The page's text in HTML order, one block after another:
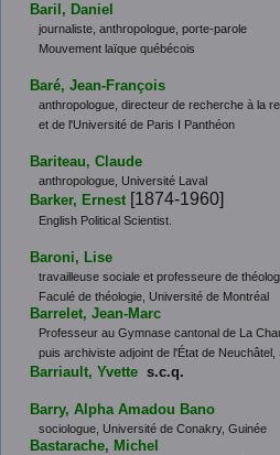
Baril, Daniel
journaliste, anthropologue, porte-parole
Mouvement laïque québécois
Baré, Jean-François
anthropologue, directeur de recherche à la
et de l'Université de Paris I Panthéon
Bariteau, Claude
anthropologue, Université Laval
Barker, Ernest [1874-1960]
English Political Scientist.
Baroni, Lise
travailleuse sociale et professeure de
Faculé de théologie, Université de Montréal
Barrelet, Jean-Marc
Professeur au Gymnase cantonal de La
puis archiviste adjoint de l'État de Neuchâtel,
Barriault, Yvette s.c.q.
Barry, Alpha Amadou Bano
sociologue, Université de Conakry, Guinée
Bastarache, Michel